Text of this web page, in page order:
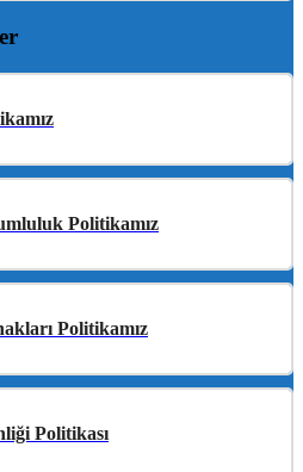
Politikamız
Politikamız
Politikası